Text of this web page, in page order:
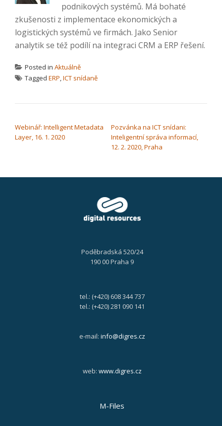
podnikových systémů. Má bohaté
zkušenosti z implementace ekonomických a
logistických systémů ve firmách. Jako Senior
analytik se též podílí na integraci CRM a ERP řešení.
Posted in Aktuálně
Tagged ERP,ICT snídaně
Webinář: Intelligent Metadata
Layer, 16. 1. 2020
Pozvánka na ICT snídani:
Inteligentní správa informací,
12. 2. 2020, Praha
Poděbradská 520/24
190 00 Praha 9
tel.: (+420) 608 344 737
tel.: (+420) 281 090 141
e-mail: info@digres.cz
web: www.digres.cz
M-Files